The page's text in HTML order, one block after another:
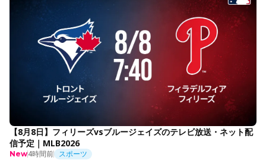
【8月8日】フィリーズvsブルージェイズのテレビ放送・ネット配
信予定｜MLB2026
New4時間前 スポーツ